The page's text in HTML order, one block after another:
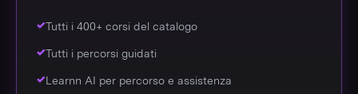
Tutti i 400+ corsi del catalogo
Tutti i percorsi guidati
Learnn AI per percorso e assistenza